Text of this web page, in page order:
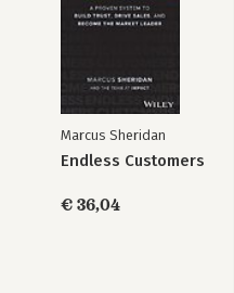
Marcus Sheridan
Endless Customers
€ 36,04